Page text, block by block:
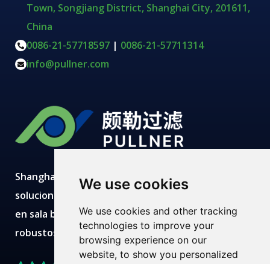
We use cookies
We use cookies and other tracking
technologies to improve your
browsing experience on our
website, to show you personalized
Shanghai Pullner desarrolla, fabrica y suministra
soluciones avanzadas de filtración con producción
en sala blanca, laboratorios modernos, equipos
robustos y equipos técnicos expertos.
Town, Songjiang District, Shanghai City, 201611,
China
0086-21-57718597 | 0086-21-57711314
info@pullner.com